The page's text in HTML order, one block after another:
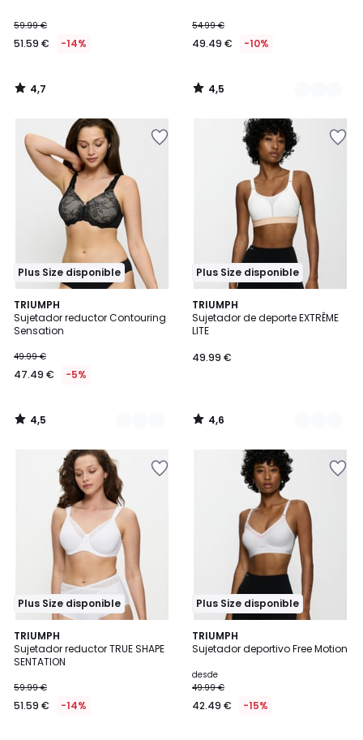
59.99 €
51.59 € -14%
4,7
/
54.99 €
49.49 € -10%
4,5
/
Plus Size disponible
TRIUMPH
Sujetador reductor Contouring
Sensation
49.99 €
47.49 € -5%
4,5
/ 5
2
Colores
4,5
/
Plus Size disponible
TRIUMPH
Sujetador de deporte EXTRÊME
LITE
49.99 €
4,6
/ 5
2
Colores
4,6
/
Plus Size disponible
TRIUMPH
Sujetador reductor TRUE SHAPE
SENTATION
59.99 €
51.59 € -14%
4,5
/ 5
3
Colores
Plus Size disponible
TRIUMPH
Sujetador deportivo Free Motion
desde
49.99 €
42.49 € -15%
4,5
/ 5
2
Colores